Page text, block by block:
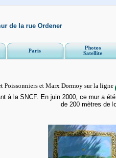
de la rue Ordener
Paris
Photos
Satellite
Poissonniers et Marx Dormoy sur la ligne
à la SNCF. En juin 2000, ce mur a
de 200 mètres de